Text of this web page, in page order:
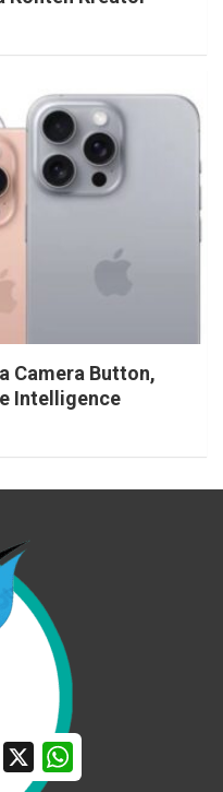
Camera Button,
Intelligence
P
X
a